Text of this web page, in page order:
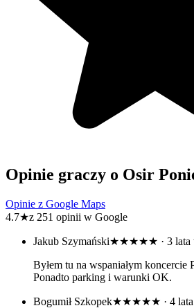
Opinie graczy o Osir
Opinie z Google Maps
4.7★z 251 opinii w Google
Jakub Szymański★★★★★ · 3 lata
Byłem tu na wspaniałym koncercie
Ponadto parking i warunki OK.
Bogumił Szkopek★★★★★ · 4